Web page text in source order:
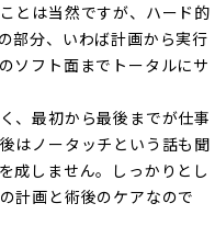
とは当然ですが、ハード的
部分、いわば計画から実行
ソフト面までトータルにサ
、最初から最後までが仕事
はノータッチという話も聞
成しません。しっかりとし
計画と術後のケアなので